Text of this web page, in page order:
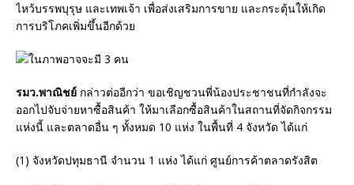
ไหว้บรรพบุรุษ และเทพเจ้า เพื่อส่งเสริมการขาย และกระตุ้นให้เกิด
การบริโภคเพิ่มขึ้นอีกด้วย
รมว.พาณิชย์ กล่าวต่ออีกว่า ขอเชิญชวนพี่น้องประชาชนที่กำลังจะ
ออกไปจับจ่ายหาซื้อสินค้า ให้มาเลือกซื้อสินค้าในสถานที่จัดกิจกรรม
แห่งนี้ และตลาดอื่น ๆ ทั้งหมด 10 แห่ง ในพื้นที่ 4 จังหวัด ได้แก่
(1) จังหวัดปทุมธานี จำนวน 1 แห่ง ได้แก่ ศูนย์การค้าตลาดรังสิต